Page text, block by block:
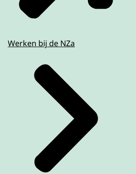
Werken bij de NZa